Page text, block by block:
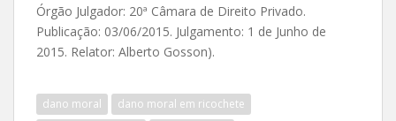
Órgão Julgador: 20ª Câmara de Direito Privado.
Publicação: 03/06/2015. Julgamento: 1 de Junho de
2015. Relator: Alberto Gosson).
dano moral
dano moral em ricochete